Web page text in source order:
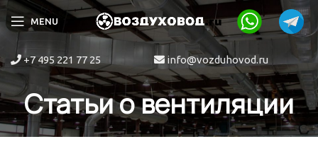
MENU
+7 495 221 77 25 info@vozduhovod.ru
Статьи о вентиляции